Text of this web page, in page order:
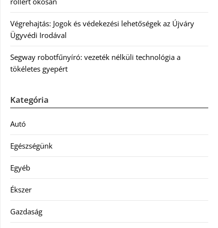
Végrehajtás: Jogok és védekezési lehetőségek az Újváry
Ügyvédi Irodával
Segway robotfűnyíró: vezeték nélküli technológia a
tökéletes gyepért
Kategória
Autó
Egészségünk
Egyéb
Ékszer
Gazdaság